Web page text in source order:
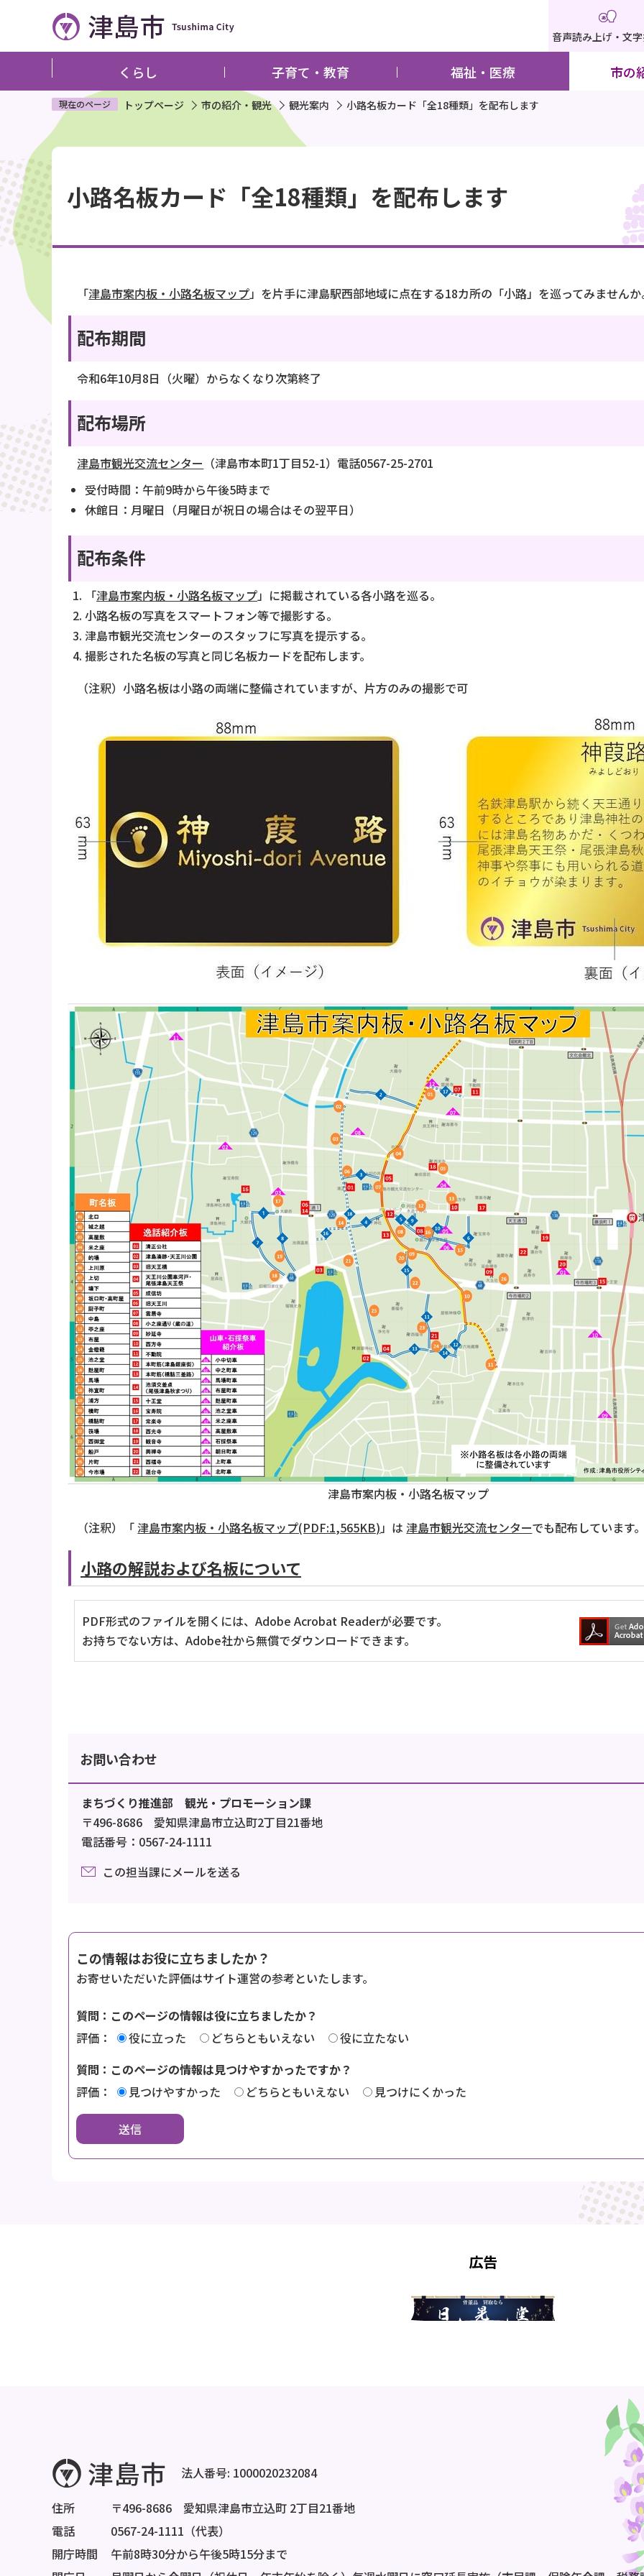
ペ
ジ
で
す
音声読み上げ・文
くらし 子育て・教育 福祉・医療 市の
現在のページ トップページ 市の紹介・観光 観光案内 小路名板カード「全18種類」を配布します
文
こ
こ
か
小路名板カード「全18種類」を配布します
「津島市案内板・小路名板マップ」を片手に津島駅西部地域に点在する18カ所の「小路」を巡ってみません
配布期間
令和6年10月8日（火曜）からなくなり次第終了
配布場所
津島市観光交流センター （津島市本町1丁目52-1）電話0567-25-2701
受付時間：午前9時から午後5時まで
休館日：月曜日（月曜日が祝日の場合はその翌平日）
配布条件
「津島市案内板・小路名板マップ」に掲載されている各小路を巡る。
小路名板の写真をスマートフォン等で撮影する。
津島市観光交流センターのスタッフに写真を提示する。
撮影された名板の写真と同じ名板カードを配布します。
（注釈）小路名板は小路の両端に整備されていますが、片方のみの撮影で可
津島市案内板・小路名板マップ
（注釈）「 津島市案内板・小路名板マップ(PDF:1,565KB)」は 津島市観光交流センターでも配布しています
小路の解説および名板について
PDF形式のファイルを開くには、Adobe Acrobat Readerが必要です。
お持ちでない方は、Adobe社から無償でダウンロードできます。
お問い合わせ
まちづくり推進部 観光・プロモーション課
〒496-8686 愛知県津島市立込町2丁目21番地
電話番号：0567-24-1111
この担当課にメールを送る
この情報はお役に立ちましたか？
お寄せいただいた評価はサイト運営の参考といたします。
質問：このページの情報は役に立ちましたか？
評価：
役に立った どちらともいえない
役に立たない
質問：このページの情報は見つけやすかったですか？
評価：
見つけやすかった どちらともいえない 見つけにくかった
広告
法人番号: 1000020232084
住所
〒496-8686 愛知県津島市立込町 2丁目21番地
電話
0567-24-1111（代表）
開庁時間
午前8時30分から午後5時15分まで